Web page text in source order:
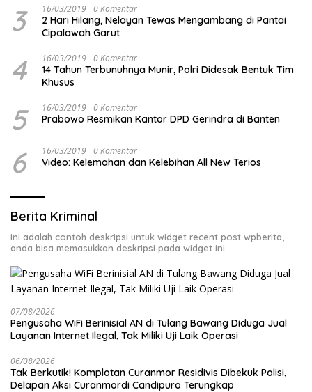
3 16/03/2019 0 Komentar
2 Hari Hilang, Nelayan Tewas Mengambang di Pantai
Cipalawah Garut
4 16/03/2019 0 Komentar
14 Tahun Terbunuhnya Munir, Polri Didesak Bentuk Tim
Khusus
5 16/03/2019 0 Komentar
Prabowo Resmikan Kantor DPD Gerindra di Banten
6 16/03/2019 0 Komentar
Video: Kelemahan dan Kelebihan All New Terios
Berita Kriminal
Ini adalah contoh deskripsi untuk widget recent post wpberita,
anda bisa memasukkan deskripsi pada widget ini.
07/08/2026
Pengusaha WiFi Berinisial AN di Tulang Bawang Diduga Jual
Layanan Internet Ilegal, Tak Miliki Uji Laik Operasi
06/08/2026
Tak Berkutik! Komplotan Curanmor Residivis Dibekuk Polisi,
Delapan Aksi Curanmordi Candipuro Terungkap